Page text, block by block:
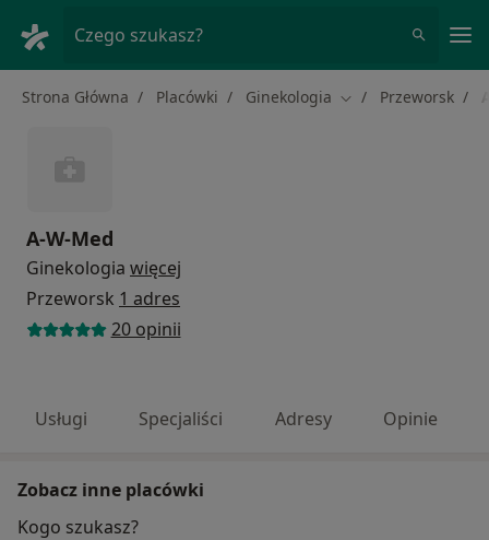
Czego szukasz?
Strona Główna Placówki Ginekologia Zmień miasto
Przeworsk
A-W-Med
Ginekologia więcej
Przeworsk 1 adres
20 opinii
Usługi Specjaliści Adresy Opinie
Zobacz inne placówki
Kogo szukasz?